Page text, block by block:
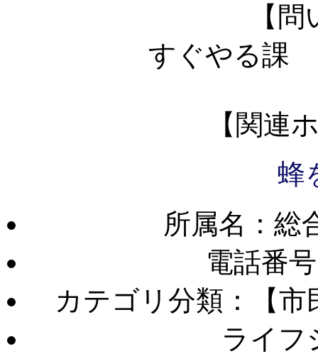
【
すぐやる課
【関連
蜂
所属名：総
電話番
カテゴリ分類：【
ライフ